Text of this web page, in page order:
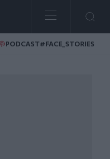
PODCAST#FACE_STORIES